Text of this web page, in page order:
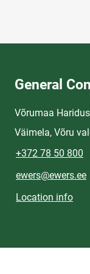
General
Võrumaa
Väimela, Võru
+372 78 50 800
ewers@ewers.ee
Location info